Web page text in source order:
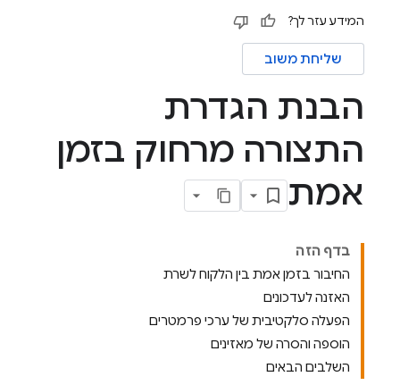
המידע עזר לך?
שליחת משוב
הבנת הגדרת
התצורה מרחוק בזמן
אמת
בדף הזה
החיבור בזמן אמת בין הלקוח לשרת
האזנה לעדכונים
הפעלה סלקטיבית של ערכי פרמטרים
הוספה והסרה של מאזינים
השלבים הבאים